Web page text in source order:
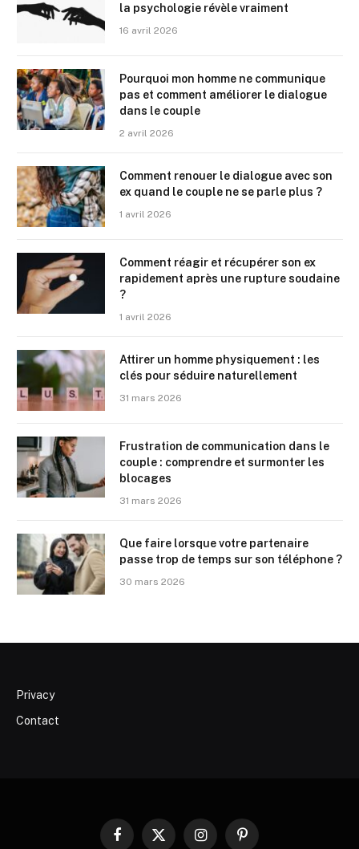
la psychologie révèle vraiment
16 avril 2026
Pourquoi mon homme ne communique
pas et comment améliorer le dialogue
dans le couple
2 avril 2026
Comment renouer le dialogue avec son
ex quand le couple ne se parle plus ?
1 avril 2026
Comment réagir et récupérer son ex
rapidement après une rupture soudaine
?
1 avril 2026
Attirer un homme physiquement : les
clés pour séduire naturellement
31 mars 2026
Frustration de communication dans le
couple : comprendre et surmonter les
blocages
31 mars 2026
Que faire lorsque votre partenaire
passe trop de temps sur son téléphone ?
30 mars 2026
Privacy
Contact
Facebook
X InstagramPinterest